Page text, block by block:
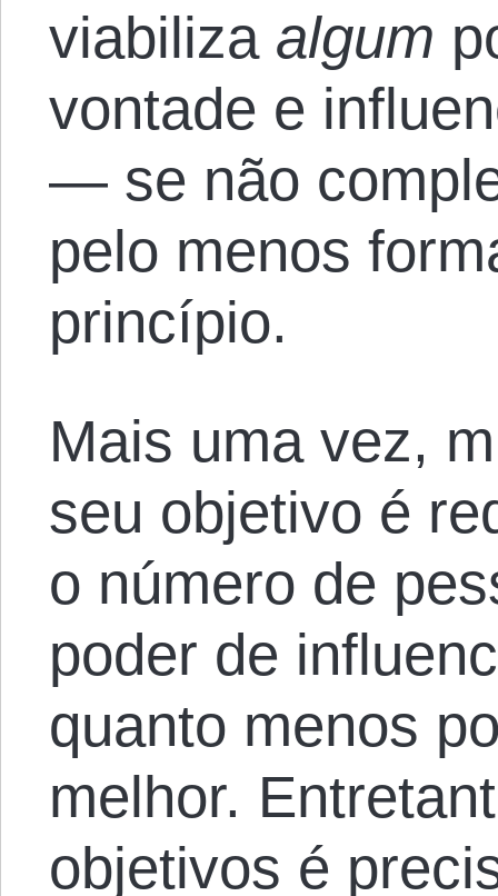
viabiliza algum
vontade e
— se não
pelo menos
princípio.
Mais uma vez,
seu objetivo é
o número de
poder de
quanto menos
melhor.
objetivos é